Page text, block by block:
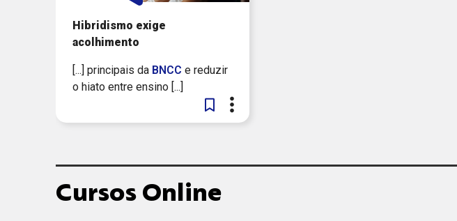
Hibridismo exige
acolhimento
[...] principais da BNCC e reduzir
o hiato entre ensino [...]
Cursos Online